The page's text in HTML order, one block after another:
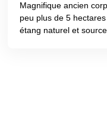
Magnifique ancien
peu plus de 5
étang naturel et